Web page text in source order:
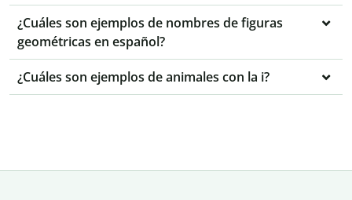
¿Cuáles son ejemplos de nombres de figuras
geométricas en español?
¿Cuáles son ejemplos de animales con la i?